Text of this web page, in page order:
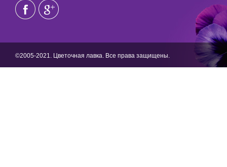
©2005-2021. Цветочная лавка. Все права защищены.